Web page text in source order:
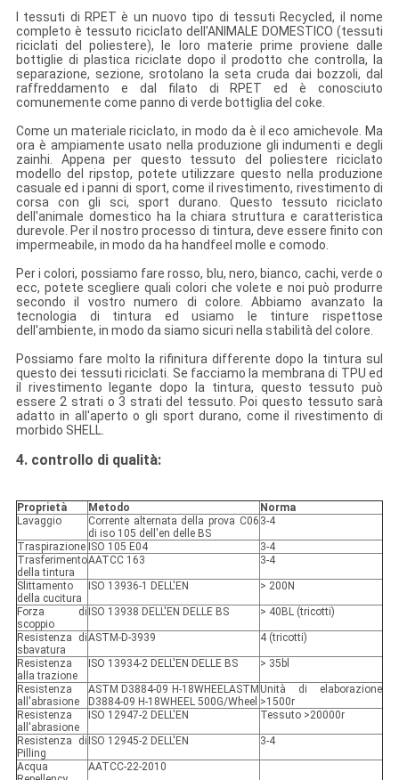
I tessuti di RPET è un nuovo tipo di tessuti Recycled, il nome
completo è tessuto riciclato dell'ANIMALE DOMESTICO (tessuti
riciclati del poliestere), le loro materie prime proviene dalle
bottiglie di plastica riciclate dopo il prodotto che controlla, la
separazione, sezione, srotolano la seta cruda dai bozzoli, dal
raffreddamento e dal filato di RPET ed è conosciuto
comunemente come panno di verde bottiglia del coke.
Come un materiale riciclato, in modo da è il eco amichevole. Ma
ora è ampiamente usato nella produzione gli indumenti e degli
zainhi. Appena per questo tessuto del poliestere riciclato
modello del ripstop, potete utilizzare questo nella produzione
casuale ed i panni di sport, come il rivestimento, rivestimento di
corsa con gli sci, sport durano. Questo tessuto riciclato
dell'animale domestico ha la chiara struttura e caratteristica
durevole. Per il nostro processo di tintura, deve essere finito con
impermeabile, in modo da ha handfeel molle e comodo.
Per i colori, possiamo fare rosso, blu, nero, bianco, cachi, verde o
ecc, potete scegliere quali colori che volete e noi può produrre
secondo il vostro numero di colore. Abbiamo avanzato la
tecnologia di tintura ed usiamo le tinture rispettose
dell'ambiente, in modo da siamo sicuri nella stabilità del colore.
Possiamo fare molto la rifinitura differente dopo la tintura sul
questo dei tessuti riciclati. Se facciamo la membrana di TPU ed
il rivestimento legante dopo la tintura, questo tessuto può
essere 2 strati o 3 strati del tessuto. Poi questo tessuto sarà
adatto in all'aperto o gli sport durano, come il rivestimento di
morbido SHELL.
4. controllo di qualità:
Proprietà Metodo
Norma
Lavaggio
Corrente alternata della prova C06
di iso 105 dell'en delle BS
3-4
Traspirazione ISO 105 E04
3-4
Trasferimento
della tintura
AATCC 163 3-4
Slittamento
della cucitura
ISO 13936-1 DELL'EN > 200N
Forza di
scoppio
ISO 13938 DELL'EN DELLE BS > 40BL (tricotti)
Resistenza di
sbavatura
ASTM-D-3939 4 (tricotti)
Resistenza
alla trazione
ISO 13934-2 DELL'EN DELLE BS > 35bl
Resistenza
all'abrasione
ASTM D3884-09 H-18WHEELASTM
D3884-09 H-18WHEEL 500G/Wheel
Unità di elaborazione
>1500r
Resistenza
all'abrasione
ISO 12947-2 DELL'EN Tessuto >20000r
Resistenza di
Pilling
ISO 12945-2 DELL'EN 3-4
Acqua
AATCC-22-2010